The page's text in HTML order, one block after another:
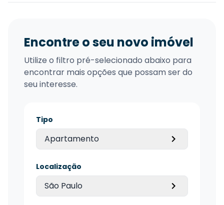
Encontre o seu novo imóvel
Utilize o filtro pré-selecionado abaixo para
encontrar mais opções que possam ser do
seu interesse.
Tipo
Apartamento
Localização
São Paulo